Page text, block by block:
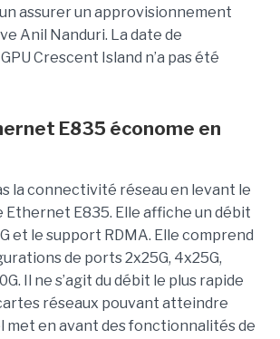
assurer un approvisionnement
Anil Nanduri. La date de
Crescent Island n’a pas été
E835 économe en
la connectivité réseau en levant le
Ethernet E835. Elle affiche un débit
et le support RDMA. Elle comprend
de ports 2x25G, 4x25G,
Il ne s’agit du débit le plus rapide
réseaux pouvant atteindre
met en avant des fonctionnalités de